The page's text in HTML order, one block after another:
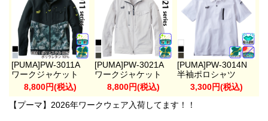
[PUMA]PW-3011A
ワークジャケット
8,800円(税込)
[PUMA]PW-3021A
ワークジャケット
8,800円(税込)
[PUMA]PW-3014N
半袖ポロシャツ
3,300円(税込)
【プーマ】2026年ワークウェア入荷してます！！